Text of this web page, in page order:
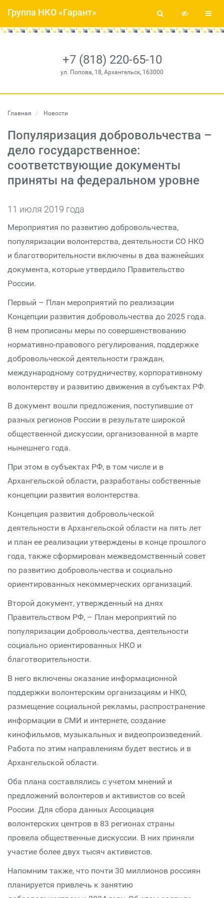
+7 (818) 220-65-10
ул. Попова, 18, Архангельск, 163000
Группа НКО «Гарант»
Главная Новости
Популяризация добровольчества –
дело государственное:
соответствующие документы
приняты на федеральном уровне
11 июля 2019 года
Мероприятия по развитию добровольчества,
популяризации волонтерства, деятельности СО НКО
и благотворительности включены в два важнейших
документа, которые утвердило Правительство
России.
Первый – План мероприятий по реализации
Концепции развития добровольчества до 2025 года.
В нем прописаны меры по совершенствованию
нормативно-правового регулирования, поддержке
добровольческой деятельности граждан,
международному сотрудничеству, корпоративному
волонтерству и развитию движения в субъектах РФ.
В документ вошли предложения, поступившие от
разных регионов России в результате широкой
общественной дискуссии, организованной в марте
нынешнего года.
При этом в субъектах РФ, в том числе и в
Архангельской области, разработаны собственные
концепции развития волонтерства.
Концепция развития добровольческой
деятельности в Архангельской области на пять лет
и план ее реализации утверждены в конце прошлого
года, также сформирован межведомственный совет
по развитию добровольчества и социально
ориентированных некоммерческих организаций.
Второй документ, утвержденный на днях
Правительством РФ, – План мероприятий по
популяризации добровольчества, деятельности
социально ориентированных НКО и
благотворительности.
В него включены оказание информационной
поддержки волонтерским организациям и НКО,
размещение социальной рекламы, распространение
информации в СМИ и интернете, создание
кинофильмов, музыкальных и видеопроизведений.
Работа по этим направлениям будет вестись и в
Архангельской области.
Оба плана составлялись с учетом мнений и
предложений волонтеров и активистов со всей
России. Для сбора данных Ассоциация
волонтерских центров в 83 регионах страны
провела общественные дискуссии. В них приняли
участие более двух тысяч активистов.
Напомним также, что почти 30 миллионов россиян
планируется привлечь к занятию